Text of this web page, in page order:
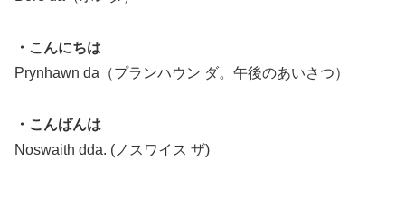
・こんにちは
Prynhawn da（プランハウン ダ。午後のあいさつ）
・こんばんは
Noswaith dda. (ノスワイス ザ)